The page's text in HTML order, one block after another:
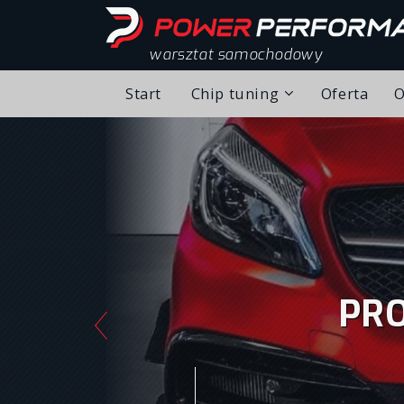
warsztat samochodowy
Start Chip tuning
Chip tuning – realizacje
Alfa Romeo
Audi
BMW
Citroen
Fiat
Oferta